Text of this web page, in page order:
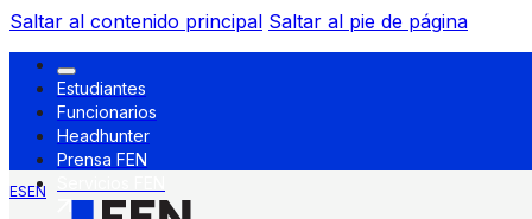
Saltar al contenido principal Saltar al pie de página
Estudiantes
Funcionarios
Headhunter
Prensa FEN
ESEN